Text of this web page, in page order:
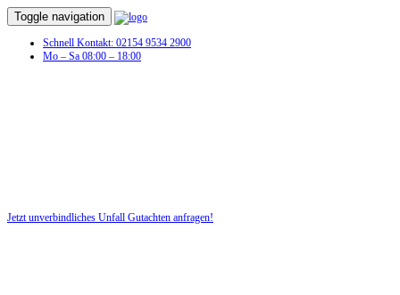
Toggle navigation
Schnell Kontakt: 02154 9534 2900
Mo – Sa 08:00 – 18:00
Jetzt unverbindliches Unfall Gutachten anfragen!